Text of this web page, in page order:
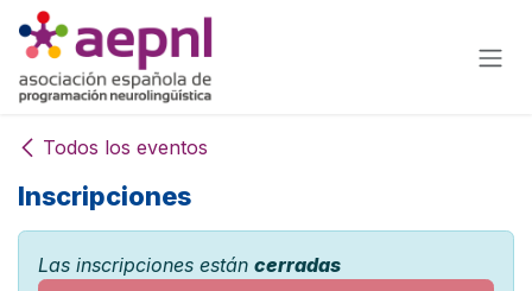
Ir al contenido
Todos los eventos
Inscripciones
Las inscripciones están cerradas